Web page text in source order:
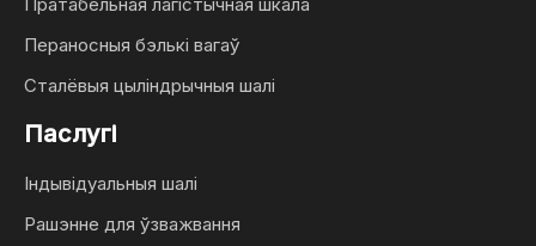
Пераносныя бэлькі вагаў
Сталёвыя цыліндрычныя шалі
Паслугі
Індывідуальныя шалі
Рашэнне для ўзважвання